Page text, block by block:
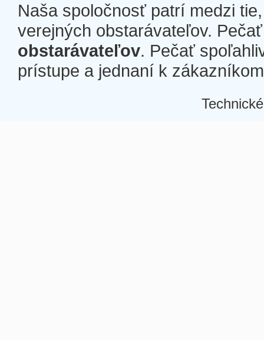
Naša spoločnosť patrí medzi
verejných obstarávateľov.
obstarávateľov. Pečať
prístupe a jednaní k